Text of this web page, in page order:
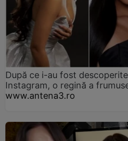
După ce i-au fost
Instagram, o regină a
www.antena3.ro